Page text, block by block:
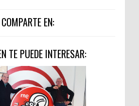
COMPARTE EN:
TE PUEDE INTERESAR: